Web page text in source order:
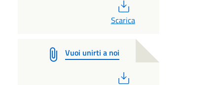
Scarica
Vuoi unirti a noi